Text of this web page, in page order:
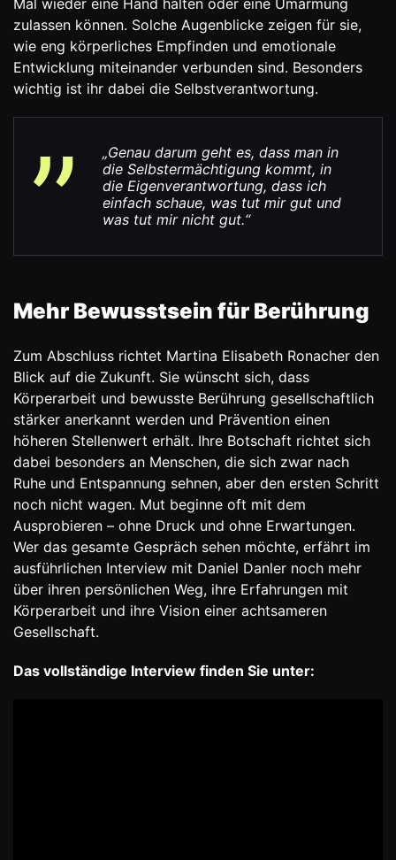
Mal wieder eine Hand halten oder eine Umarmung
zulassen können. Solche Augenblicke zeigen für sie,
wie eng körperliches Empfinden und emotionale
Entwicklung miteinander verbunden sind. Besonders
wichtig ist ihr dabei die Selbstverantwortung.
„Genau darum geht es, dass man in
die Selbstermächtigung kommt, in
die Eigenverantwortung, dass ich
einfach schaue, was tut mir gut und
was tut mir nicht gut.“
Mehr Bewusstsein für Berührung
Zum Abschluss richtet Martina Elisabeth Ronacher den
Blick auf die Zukunft. Sie wünscht sich, dass
Körperarbeit und bewusste Berührung gesellschaftlich
stärker anerkannt werden und Prävention einen
höheren Stellenwert erhält. Ihre Botschaft richtet sich
dabei besonders an Menschen, die sich zwar nach
Ruhe und Entspannung sehnen, aber den ersten Schritt
noch nicht wagen. Mut beginne oft mit dem
Ausprobieren – ohne Druck und ohne Erwartungen.
Wer das gesamte Gespräch sehen möchte, erfährt im
ausführlichen Interview mit Daniel Danler noch mehr
über ihren persönlichen Weg, ihre Erfahrungen mit
Körperarbeit und ihre Vision einer achtsameren
Gesellschaft.
Das vollständige Interview finden Sie unter: